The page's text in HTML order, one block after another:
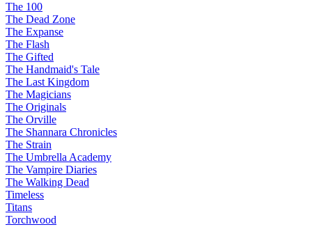
The 100
The Dead Zone
The Expanse
The Flash
The Gifted
The Handmaid's Tale
The Last Kingdom
The Magicians
The Originals
The Orville
The Shannara Chronicles
The Strain
The Umbrella Academy
The Vampire Diaries
The Walking Dead
Timeless
Titans
Torchwood